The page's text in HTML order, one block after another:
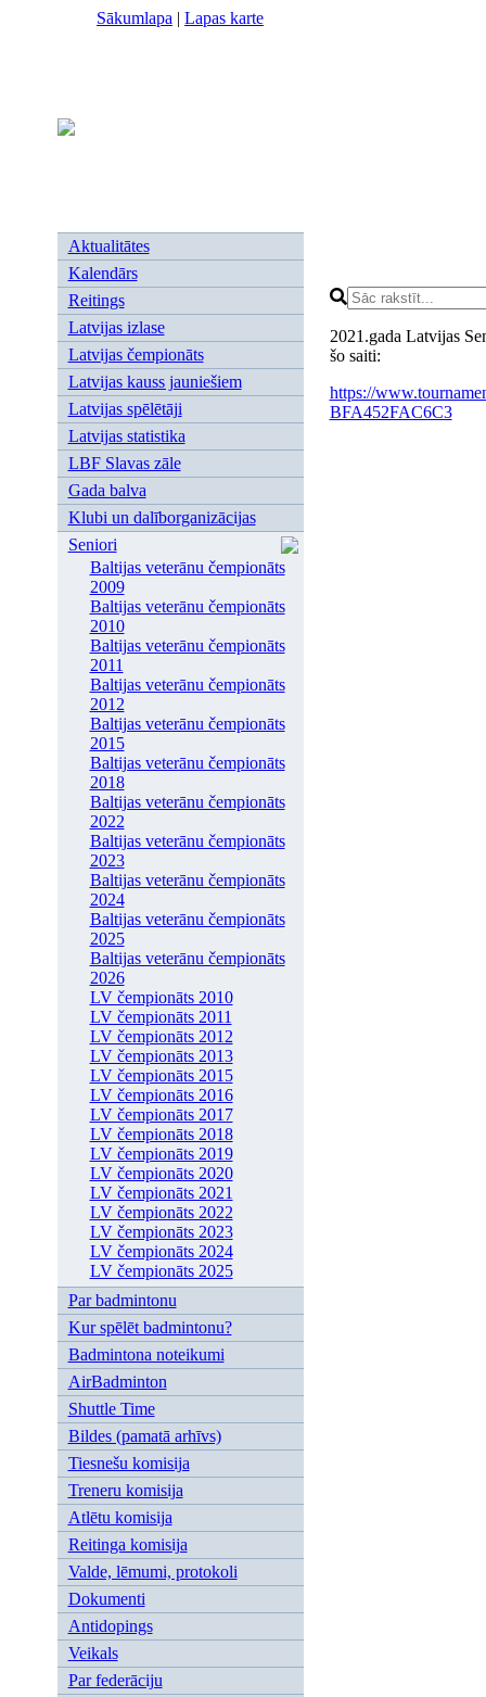
Sākumlapa | Lapas karte
Aktualitātes
Kalendārs
Reitings
Latvijas izlase
Latvijas čempionāts
Latvijas kauss jauniešiem
Latvijas spēlētāji
Latvijas statistika
LBF Slavas zāle
Gada balva
Klubi un dalīborganizācijas
Seniori
Baltijas veterānu čempionāts
2009
Baltijas veterānu čempionāts
2010
Baltijas veterānu čempionāts
2011
Baltijas veterānu čempionāts
2012
Baltijas veterānu čempionāts
2015
Baltijas veterānu čempionāts
2018
Baltijas veterānu čempionāts
2022
Baltijas veterānu čempionāts
2023
Baltijas veterānu čempionāts
2024
Baltijas veterānu čempionāts
2025
Baltijas veterānu čempionāts
2026
LV čempionāts 2010
LV čempionāts 2011
LV čempionāts 2012
LV čempionāts 2013
LV čempionāts 2015
LV čempionāts 2016
LV čempionāts 2017
LV čempionāts 2018
LV čempionāts 2019
LV čempionāts 2020
LV čempionāts 2021
LV čempionāts 2022
LV čempionāts 2023
LV čempionāts 2024
LV čempionāts 2025
Par badmintonu
Kur spēlēt badmintonu?
Badmintona noteikumi
AirBadminton
Shuttle Time
Bildes (pamatā arhīvs)
Tiesnešu komisija
Treneru komisija
Atlētu komisija
Reitinga komisija
Valde, lēmumi, protokoli
Dokumenti
Antidopings
Veikals
Par federāciju
2021.gada Latvijas
šo saiti:
https://
BFA452FAC6C3